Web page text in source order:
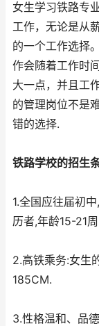
女生学习铁路专
工作，无论是从
的一个工作选择
作会随着工作时
大一点，并且工
的管理岗位不是
错的选择.
铁路学校的招生
1.全国应往届初
历者,年龄15-21
2.高铁乘务:女生
185CM.
3.性格温和、品